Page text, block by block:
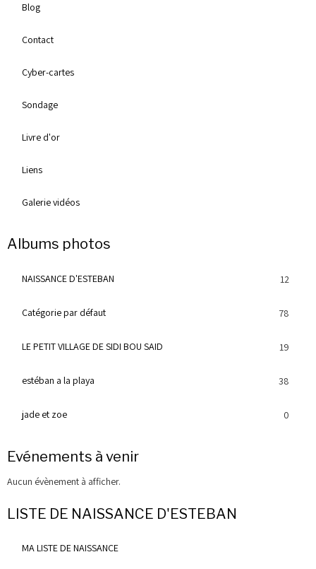
Blog
Contact
Cyber-cartes
Sondage
Livre d'or
Liens
Galerie vidéos
Albums photos
NAISSANCE D'ESTEBAN 12
Catégorie par défaut 78
LE PETIT VILLAGE DE SIDI BOU SAID 19
estéban a la playa 38
jade et zoe 0
Evénements à venir
Aucun évènement à afficher.
LISTE DE NAISSANCE D'ESTEBAN
MA LISTE DE NAISSANCE